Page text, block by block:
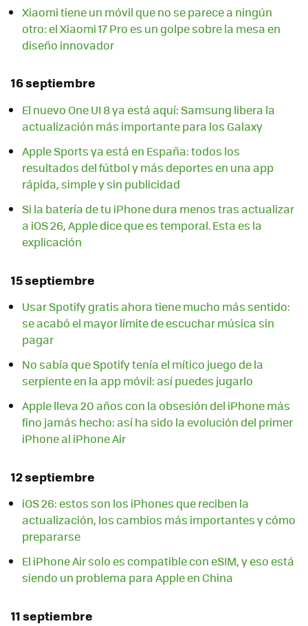
Xiaomi tiene un móvil que no se parece a ningún
otro: el Xiaomi 17 Pro es un golpe sobre la mesa en
diseño innovador
16 septiembre
El nuevo One UI 8 ya está aquí: Samsung libera la
actualización más importante para los Galaxy
Apple Sports ya está en España: todos los
resultados del fútbol y más deportes en una app
rápida, simple y sin publicidad
Si la batería de tu iPhone dura menos tras actualizar
a iOS 26, Apple dice que es temporal. Esta es la
explicación
15 septiembre
Usar Spotify gratis ahora tiene mucho más sentido:
se acabó el mayor límite de escuchar música sin
pagar
No sabía que Spotify tenía el mítico juego de la
serpiente en la app móvil: así puedes jugarlo
Apple lleva 20 años con la obsesión del iPhone más
fino jamás hecho: así ha sido la evolución del primer
iPhone al iPhone Air
12 septiembre
iOS 26: estos son los iPhones que reciben la
actualización, los cambios más importantes y cómo
prepararse
El iPhone Air solo es compatible con eSIM, y eso está
siendo un problema para Apple en China
11 septiembre